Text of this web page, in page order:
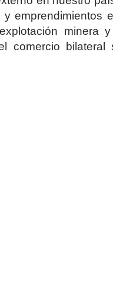
emprendimientos
minera
comercio bilateral